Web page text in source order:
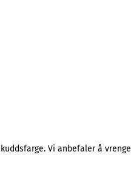
Vi anbefaler å vrenge